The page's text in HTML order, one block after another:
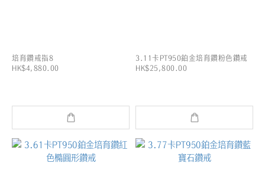
培育鑽戒指8
HK$4,880.00
3.11卡PT950鉑金培育鑽粉色鑽戒
HK$25,800.00